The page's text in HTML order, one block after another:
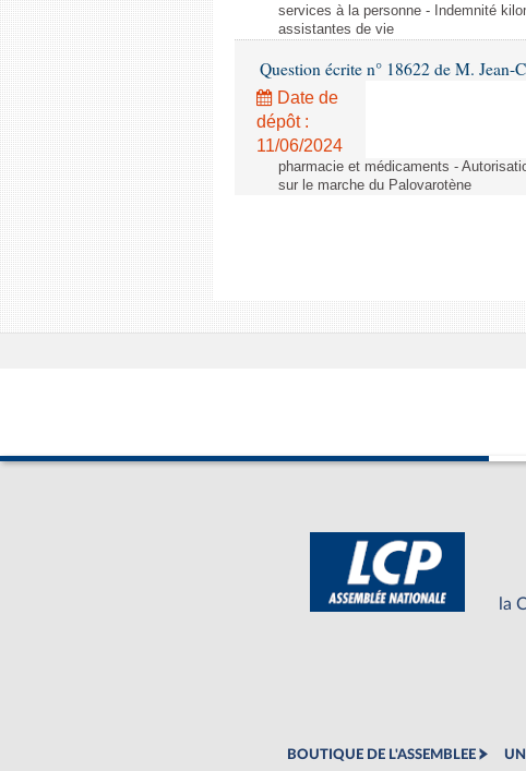
services à la personne - Indemnité
assistantes de vie
Question écrite n° 18622 de M. Jean-
Date de
dépôt :
11/06/2024
pharmacie et médicaments -
sur le marche du Palovarotène
la
BOUTIQUE DE L'ASSEMBLEE